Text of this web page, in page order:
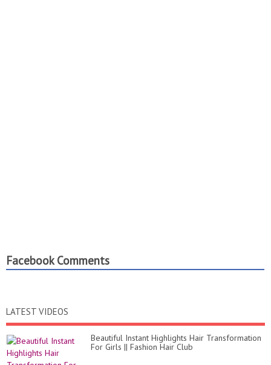
Facebook Comments
LATEST VIDEOS
Beautiful Instant Highlights Hair Transformation
For Girls || Fashion Hair Club